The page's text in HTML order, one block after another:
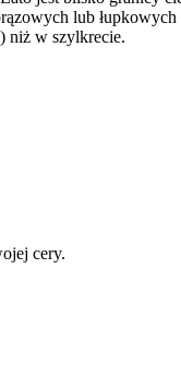
lub
niż w szylkrecie.
cery.